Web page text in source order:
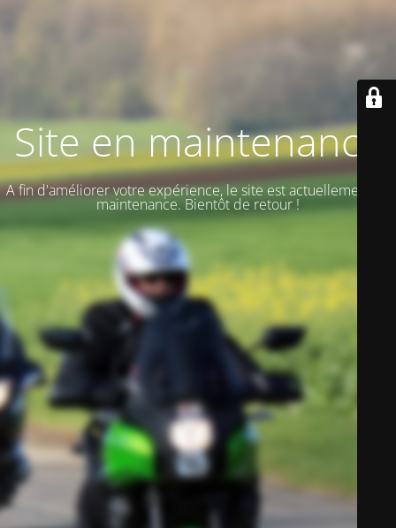
Site en maintenance
A fin d'améliorer votre expérience, le site est actuellement en
maintenance. Bientôt de retour !